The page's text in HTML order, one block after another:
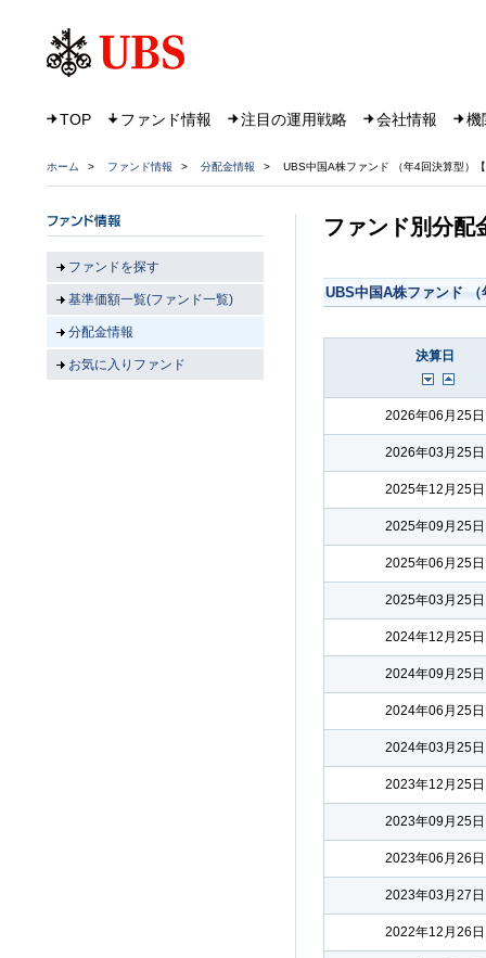
TOP ファンド情報 注目の運用戦略 会社情報 機
ホーム > ファンド情報 > 分配金情報 > UBS中国A株ファンド （年4回決算型）
ファンド別分配
UBS中国A株ファンド
決算日
2026年06月25日
2026年03月25日
2025年12月25日
2025年09月25日
2025年06月25日
2025年03月25日
2024年12月25日
2024年09月25日
2024年06月25日
2024年03月25日
2023年12月25日
2023年09月25日
2023年06月26日
2023年03月27日
2022年12月26日
ファンドを探す
基準価額一覧(ファンド一覧)
分配金情報
お気に入りファンド